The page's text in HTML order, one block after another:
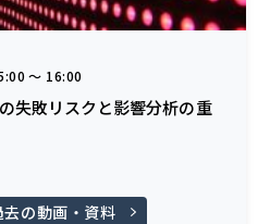
〜 16:00
失敗リスクと影響分析の重
去の動画・資料